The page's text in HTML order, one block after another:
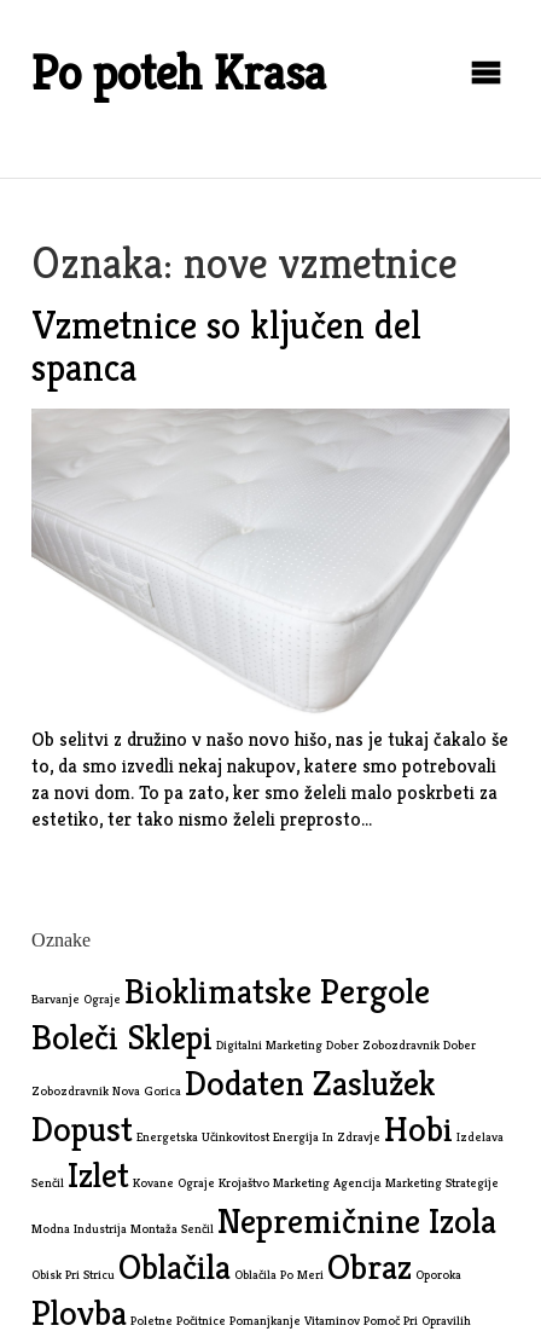
contentPo poteh Krasa
Oznaka: nove vzmetnice
Vzmetnice so ključen del
spanca
Ob selitvi z družino v našo novo hišo, nas je tukaj čakalo še
to, da smo izvedli nekaj nakupov, katere smo potrebovali
za novi dom. To pa zato, ker smo želeli malo poskrbeti za
estetiko, ter tako nismo želeli preprosto…
Oznake
Barvanje Ograje Bioklimatske Pergole
Boleči Sklepi Digitalni Marketing Dober Zobozdravnik Dober
Zobozdravnik Nova Gorica Dodaten Zaslužek
Dopust Energetska Učinkovitost Energija In Zdravje Hobi Izdelava
Senčil Izlet Kovane Ograje Krojaštvo Marketing Agencija Marketing Strategije
Modna Industrija Montaža Senčil Nepremičnine Izola
Obisk Pri Stricu Oblačila Oblačila Po Meri Obraz Oporoka
Plovba Poletne Počitnice Pomanjkanje Vitaminov Pomoč Pri Opravilih